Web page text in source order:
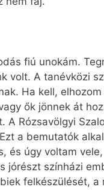
fiú unokám.
volt. A tanévközi
Ha kell,
ők jönnek át
A Rózsavölgyi
a bemutatók
és úgy voltam
jórészt színházi
felkészülését, a